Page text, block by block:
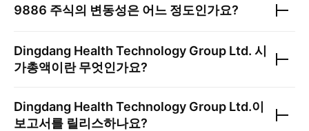
9886 주식의 변동성은 어느 정도인가요?
Dingdang Health Technology Group Ltd. 시
가총액이란 무엇인가요?
Dingdang Health Technology Group Ltd.이
보고서를 릴리스하나요?